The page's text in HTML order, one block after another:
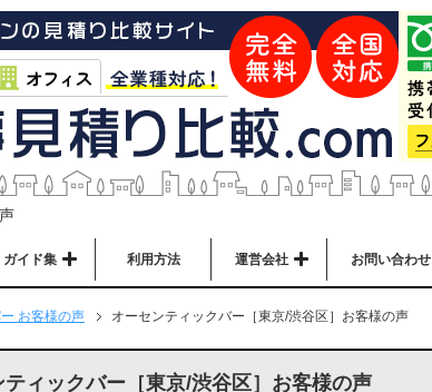
ガイド集 利用方法 運営会社 お問い合わせ
お客様の声 オーセンティックバー［東京/渋谷区］お客様の声
ティックバー［東京/渋谷区］お客様の声